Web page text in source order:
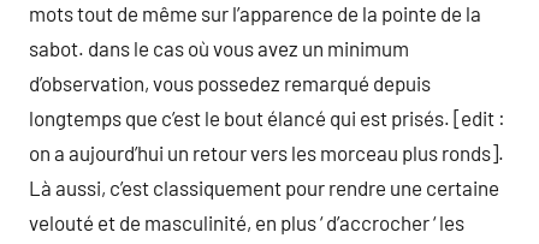
mots tout de même sur l’apparence de la pointe de la
sabot. dans le cas où vous avez un minimum
d’observation, vous possedez remarqué depuis
longtemps que c’est le bout élancé qui est prisés. [edit :
on a aujourd’hui un retour vers les morceau plus ronds].
Là aussi, c’est classiquement pour rendre une certaine
velouté et de masculinité, en plus ‘ d’accrocher ‘ les